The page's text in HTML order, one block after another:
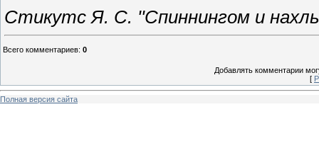
Стикутс Я. С. ''Спиннингом и
Всего комментариев: 0
Добавлять комментарии
[
Полная версия сайта